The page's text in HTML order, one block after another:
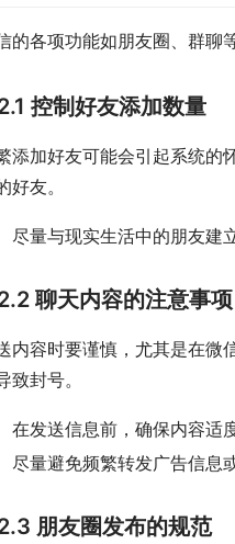
的各项功能如朋友圈、群聊
控制好友添加数量
添加好友可能会引起系统的
好友。
尽量与现实生活中的朋友建
聊天内容的注意事项
内容时要谨慎，尤其是在微
致封号。
在发送信息前，确保内容适
尽量避免频繁转发广告信息
朋友圈发布的规范